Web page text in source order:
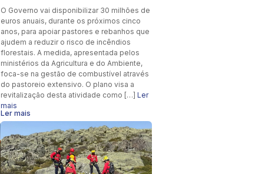
O Governo vai disponibilizar 30 milhões de
euros anuais, durante os próximos cinco
anos, para apoiar pastores e rebanhos que
ajudem a reduzir o risco de incêndios
florestais. A medida, apresentada pelos
ministérios da Agricultura e do Ambiente,
foca-se na gestão de combustível através
do pastoreio extensivo. O plano visa a
revitalização desta atividade como […] Ler
mais
Ler mais